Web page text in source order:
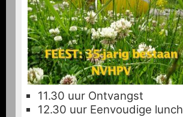
11.30 uur Ontvangst
12.30 uur Eenvoudige lunch